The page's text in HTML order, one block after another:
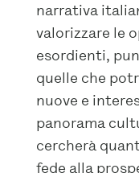
narrativa
valorizzare le
esordienti,
quelle che
nuove e
panorama
cercherà
fede alla